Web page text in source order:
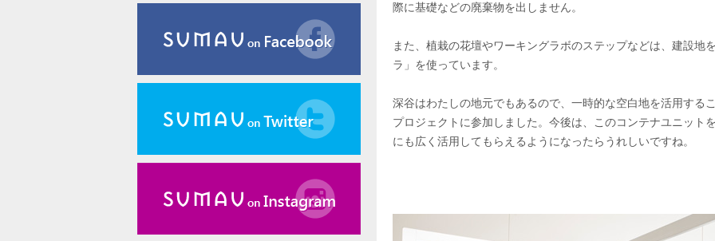
際に基礎などの廃棄物を出しません。
また、植栽の花壇やワーキングラボのステップなどは、建設地
ラ」を使っています。
深谷はわたしの地元でもあるので、一時的な空白地を活用する
プロジェクトに参加しました。今後は、このコンテナユニット
にも広く活用してもらえるようになったらうれしいですね。